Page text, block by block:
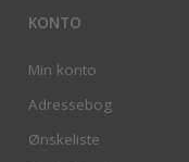
KONTO
Min konto
Adressebog
Ønskeliste